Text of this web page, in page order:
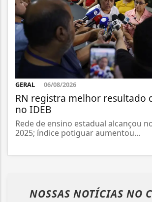
GERAL 06/08/2026
RN registra melhor resultado
no IDEB
Rede de ensino estadual alcançou
2025; índice potiguar aumentou...
NOSSAS NOTÍCIAS NO